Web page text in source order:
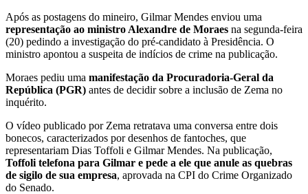
Após as postagens do mineiro, Gilmar Mendes enviou uma
representação ao ministro Alexandre de Moraes na segunda-feira
(20) pedindo a investigação do pré-candidato à Presidência. O
ministro apontou a suspeita de indícios de crime na publicação.
Moraes pediu uma manifestação da Procuradoria-Geral da
República (PGR) antes de decidir sobre a inclusão de Zema no
inquérito.
O vídeo publicado por Zema retratava uma conversa entre dois
bonecos, caracterizados por desenhos de fantoches, que
representariam Dias Toffoli e Gilmar Mendes. Na publicação,
Toffoli telefona para Gilmar e pede a ele que anule as quebras
de sigilo de sua empresa, aprovada na CPI do Crime Organizado
do Senado.